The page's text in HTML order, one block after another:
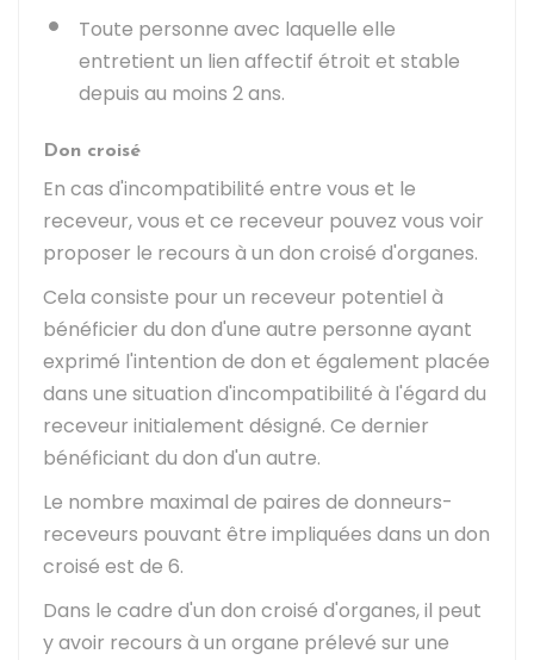
Toute personne avec laquelle elle
entretient un lien affectif étroit et stable
depuis au moins 2 ans.
Don croisé
En cas d'incompatibilité entre vous et le
receveur, vous et ce receveur pouvez vous voir
proposer le recours à un don croisé d'organes.
Cela consiste pour un receveur potentiel à
bénéficier du don d'une autre personne ayant
exprimé l'intention de don et également placée
dans une situation d'incompatibilité à l'égard du
receveur initialement désigné. Ce dernier
bénéficiant du don d'un autre.
Le nombre maximal de paires de donneurs-
receveurs pouvant être impliquées dans un don
croisé est de 6.
Dans le cadre d'un don croisé d'organes, il peut
y avoir recours à un organe prélevé sur une